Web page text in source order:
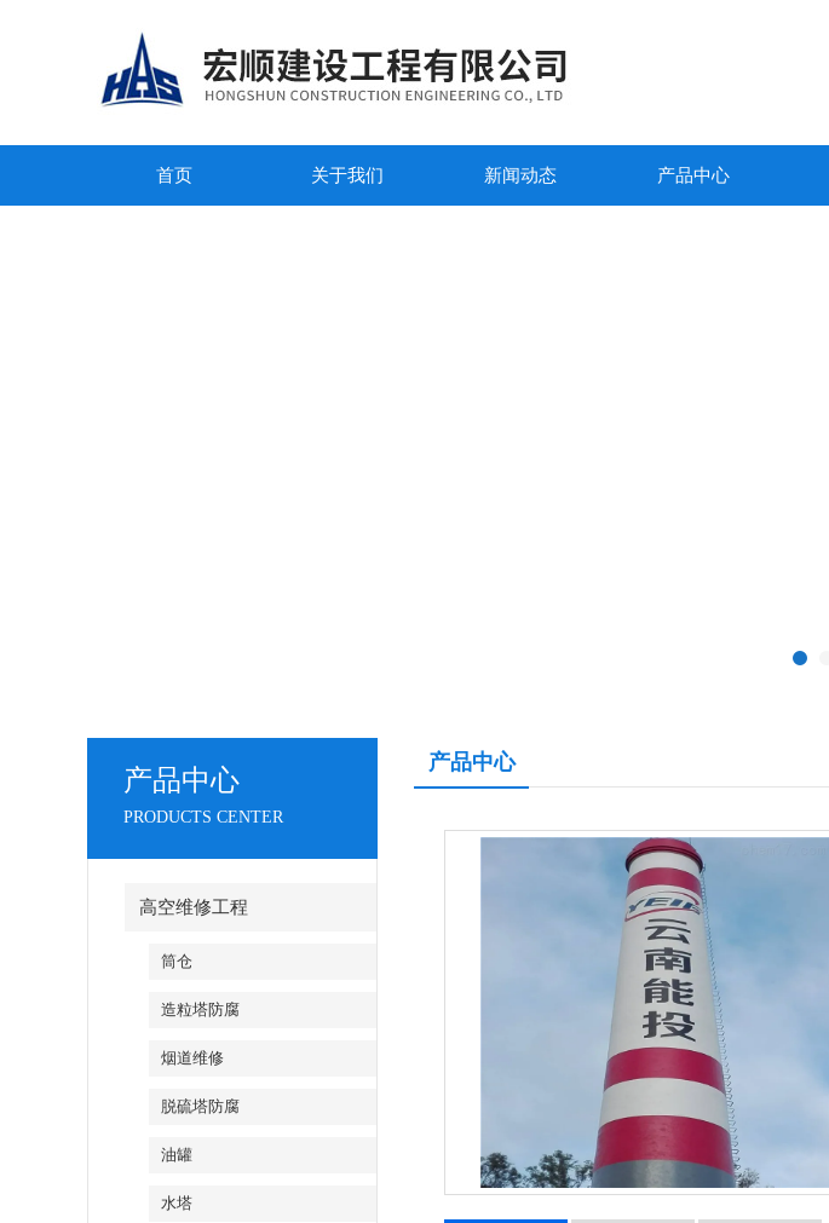
首页 关于我们 新闻动态 产品中心
产品中心
PRODUCTS CENTER
高空维修工程
筒仓
造粒塔防腐
烟道维修
脱硫塔防腐
油罐
水塔
产品中心